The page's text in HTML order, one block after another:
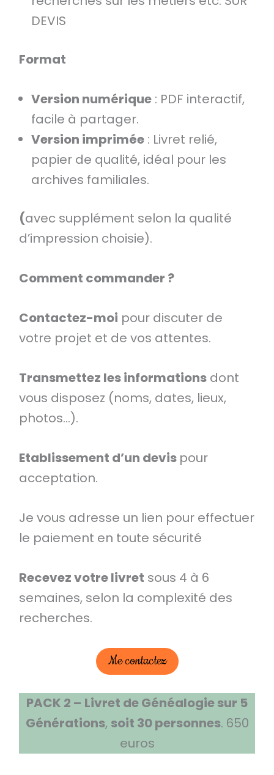
DEVIS
Format
Version numérique: PDF interactif,
facile à partager.
Version imprimée: Livret relié,
papier de qualité, idéal pour les
archives familiales.
(avec supplément selon la qualité
d’impression choisie).
Comment commander ?
Contactez-moi pour discuter de
votre projet et de vos attentes.
Transmettez les informationsdont
vous disposez (noms, dates, lieux,
photos…).
Etablissement d’un devis pour
acceptation.
Je vous adresse un lien pour effectuer
le paiement en toute sécurité
Recevez votre livret sous 4 à 6
semaines, selon la complexité des
recherches.
Me contactez
PACK 2 – Livret de Généalogie sur 5
Générations, soit 30 personnes. 650
euros